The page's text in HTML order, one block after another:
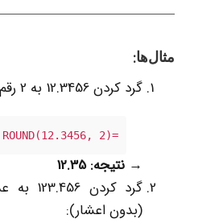
مثال‌ها:
گرد کردن 12.3456 به 2 رقم اعشار:
=ROUND(12.3456, 2)
→ نتیجه: 12.35
گرد
(بدون اعشار):